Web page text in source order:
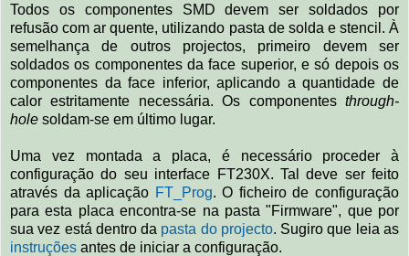
Todos os componentes SMD devem ser soldados por
refusão com ar quente, utilizando pasta de solda e stencil. À
semelhança de outros projectos, primeiro devem ser
soldados os componentes da face superior, e só depois os
componentes da face inferior, aplicando a quantidade de
calor estritamente necessária. Os componentes through-
hole soldam-se em último lugar.
Uma vez montada a placa, é necessário proceder à
configuração do seu interface FT230X. Tal deve ser feito
através da aplicação FT_Prog. O ficheiro de configuração
para esta placa encontra-se na pasta "Firmware", que por
sua vez está dentro da pasta do projecto. Sugiro que leia as
instruções antes de iniciar a configuração.